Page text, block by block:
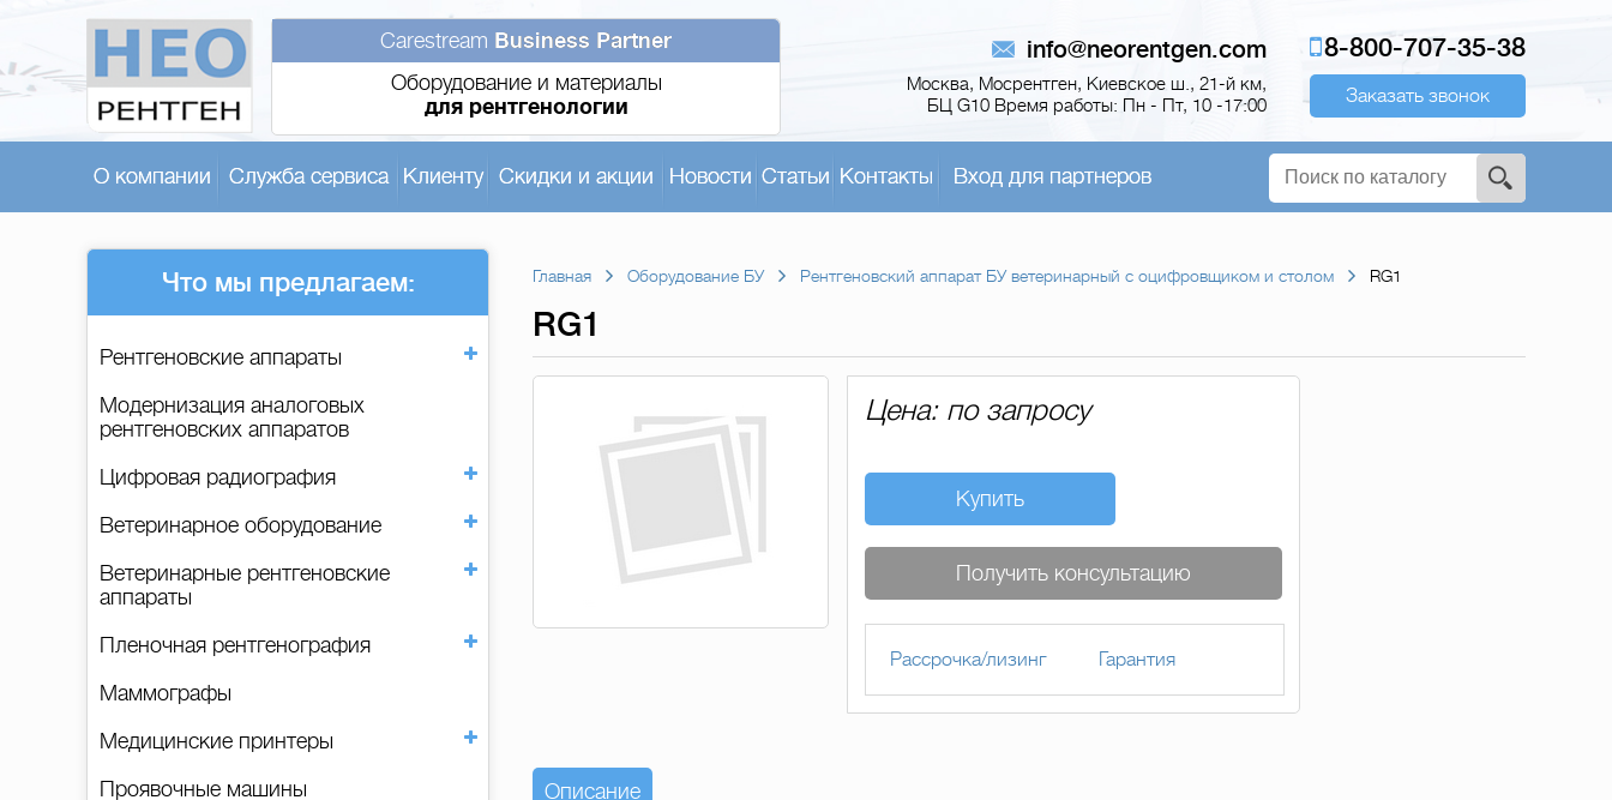
Carestream Business Partner
Оборудование и материалы
для рентгенологии
info@neorentgen.com
Москва, Мосрентген, Киевское ш., 21-й км,
БЦ G10 Время работы: Пн - Пт, 10 -17:00
8-800-707-35-38
Заказать звонок
О компании Служба сервиса Клиенту Скидки и акции Новости Статьи Контакты Вход для партнеров
Что мы предлагаем:
Рентгеновские аппараты
Модернизация аналоговых
рентгеновских аппаратов
Цифровая радиография
Ветеринарное оборудование
Ветеринарные рентгеновские
аппараты
Пленочная рентгенография
Маммографы
Медицинские принтеры
Проявочные машины
Главная Оборудование БУ Рентгеновский аппарат БУ ветеринарный с оцифровщиком и столом RG1
RG1
Цена: по запросу
Купить
Получить консультацию
Рассрочка/лизинг Гарантия
Описание